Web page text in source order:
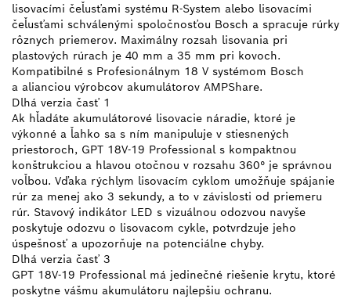
lisovacími čeľusťami systému R-System alebo lisovacími
čeľusťami schválenými spoločnosťou Bosch a spracuje rúrky
rôznych priemerov. Maximálny rozsah lisovania pri
plastových rúrach je 40 mm a 35 mm pri kovoch.
Kompatibilné s Profesionálnym 18 V systémom Bosch
a alianciou výrobcov akumulátorov AMPShare.
Dlhá verzia časť 1
Ak hľadáte akumulátorové lisovacie náradie, ktoré je
výkonné a ľahko sa s ním manipuluje v stiesnených
priestoroch, GPT 18V-19 Professional s kompaktnou
konštrukciou a hlavou otočnou v rozsahu 360° je správnou
voľbou. Vďaka rýchlym lisovacím cyklom umožňuje spájanie
rúr za menej ako 3 sekundy, a to v závislosti od priemeru
rúr. Stavový indikátor LED s vizuálnou odozvou navyše
poskytuje odozvu o lisovacom cykle, potvrdzuje jeho
úspešnosť a upozorňuje na potenciálne chyby.
Dlhá verzia časť 3
GPT 18V-19 Professional má jedinečné riešenie krytu, ktoré
poskytne vášmu akumulátoru najlepšiu ochranu.